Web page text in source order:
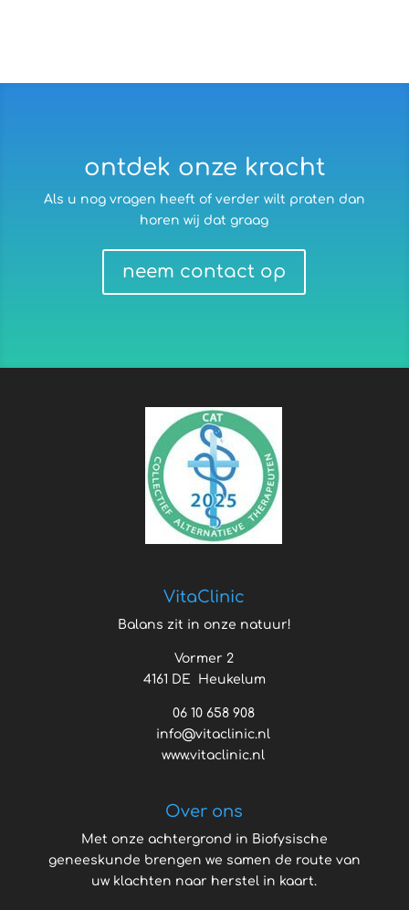
ontdek onze kracht
Als u nog vragen heeft of verder wilt praten dan
horen wij dat graag
neem contact op
VitaClinic
Balans zit in onze natuur!
Vormer 2
4161 DE Heukelum
06 10 658 908
info@vitaclinic.nl
www.vitaclinic.nl
Over ons
Met onze achtergrond in Biofysische
geneeskunde brengen we samen de route van
uw klachten naar herstel in kaart.